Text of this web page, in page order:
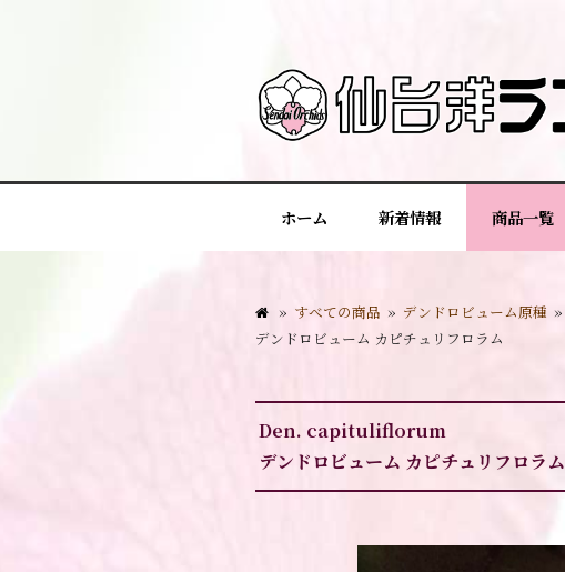
ホーム 新着情報 商品一覧
» すべての商品 » デンドロビューム原種 »
デンドロビューム カピチュリフロラム
Den. capituliflorum
デンドロビューム カピチュリフロラム